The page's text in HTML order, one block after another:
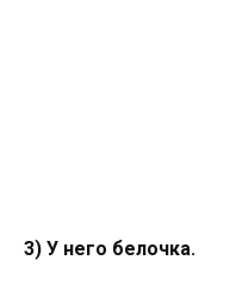
3) У него белочка.